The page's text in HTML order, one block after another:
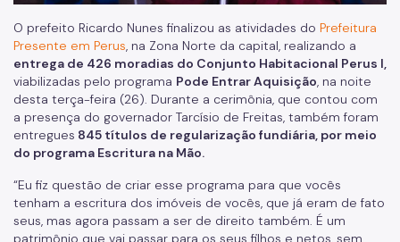
O prefeito Ricardo Nunes finalizou as atividades do Prefeitura
Presente em Perus, na Zona Norte da capital, realizando a
entrega de 426 moradias do Conjunto Habitacional Perus I,
viabilizadas pelo programa Pode Entrar Aquisição, na noite
desta terça-feira (26). Durante a cerimônia, que contou com
a presença do governador Tarcísio de Freitas, também foram
entregues 845 títulos de regularização fundiária, por meio
do programa Escritura na Mão.
“Eu fiz questão de criar esse programa para que vocês
tenham a escritura dos imóveis de vocês, que já eram de fato
seus, mas agora passam a ser de direito também. É um
patrimônio que vai passar para os seus filhos e netos, sem